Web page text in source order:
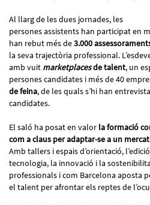
Al llarg de les dues jornades, les
persones assistents han participat en
han rebut més de3.000
la seva trajectòria professional.
amb vuit marketplacesde talent, un
persones candidates i més de 40
de feina, de les quals s’hi han
candidates.
El saló ha posat en valor la formació
com a claus per adaptar-se a un
Amb tallers i espais d’orientació,
tecnologia, la innovació i la
professionals i com Barcelona aposta
el talent per afrontar els reptes de